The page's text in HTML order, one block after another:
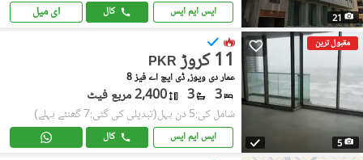
21 ایس ایم ایس کال ای میل
مقبول ترین
5
PKR 11 کروڑ
عمار دی ویوز, ڈی ایچ اے فیز 8
3
3 2,400 مربع فیٹ
شامل کی:5 دن پہل (تبدیلی کی گئی:7 گھنٹے پہلے)
ایس ایم ایس کال